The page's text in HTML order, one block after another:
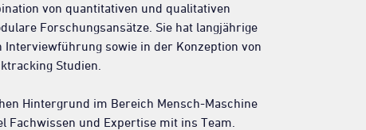
von quantitativen und qualitativen
Forschungsansätze. Sie hat langjährige
sowie in der Konzeption von
Studien.
Hintergrund im Bereich Mensch-Maschine
Fachwissen und Expertise mit ins Team.